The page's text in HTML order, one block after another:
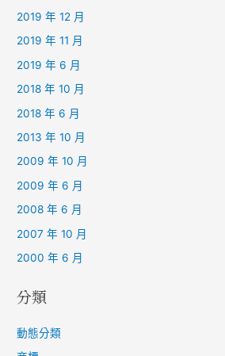
2019 年 12 月
2019 年 11 月
2019 年 6 月
2018 年 10 月
2018 年 6 月
2013 年 10 月
2009 年 10 月
2009 年 6 月
2008 年 6 月
2007 年 10 月
2000 年 6 月
分類
動態分類